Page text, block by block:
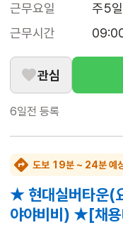
근무요일
주5
근무시간
관심
6일전 등록
도보 19분 ~ 24분 예
★ 현대실버타운(
야야비비) ★[채용